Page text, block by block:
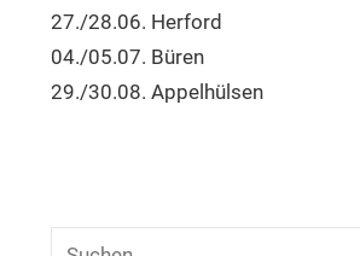
27./28.06. Herford
04./05.07. Büren
29./30.08. Appelhülsen
Suchen